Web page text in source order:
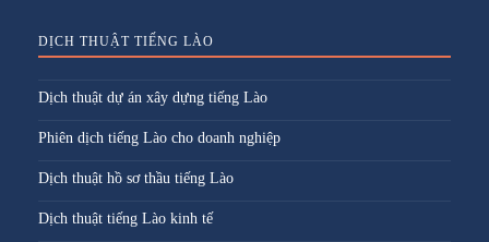
DỊCH THUẬT TIẾNG LÀO
Dịch thuật dự án xây dựng tiếng Lào
Phiên dịch tiếng Lào cho doanh nghiệp
Dịch thuật hồ sơ thầu tiếng Lào
Dịch thuật tiếng Lào kinh tế